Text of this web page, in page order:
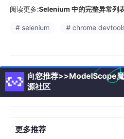
阅读更多:Selenium 中的完整异常列
# selenium # chrome
向您推荐>>ModelScope
源社区
更多推荐